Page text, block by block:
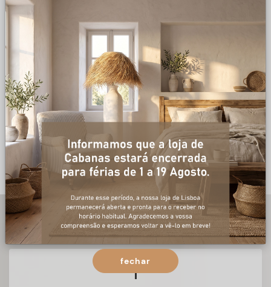
fechar